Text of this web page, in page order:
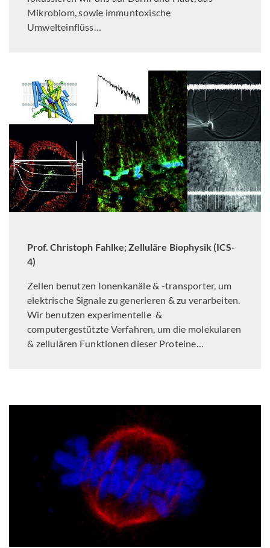
Mikrobiom, sowie immuntoxische
Umwelteinflüss…
Prof. Christoph Fahlke; Zelluläre Biophysik (ICS-
4)
Zellen benutzen Ionenkanäle & -transporter, um
elektrische Signale zu generieren & zu verarbeiten.
Wir benutzen experimentelle &
computergestützte Verfahren, um die molekularen
& zellulären Funktionen dieser Proteine…